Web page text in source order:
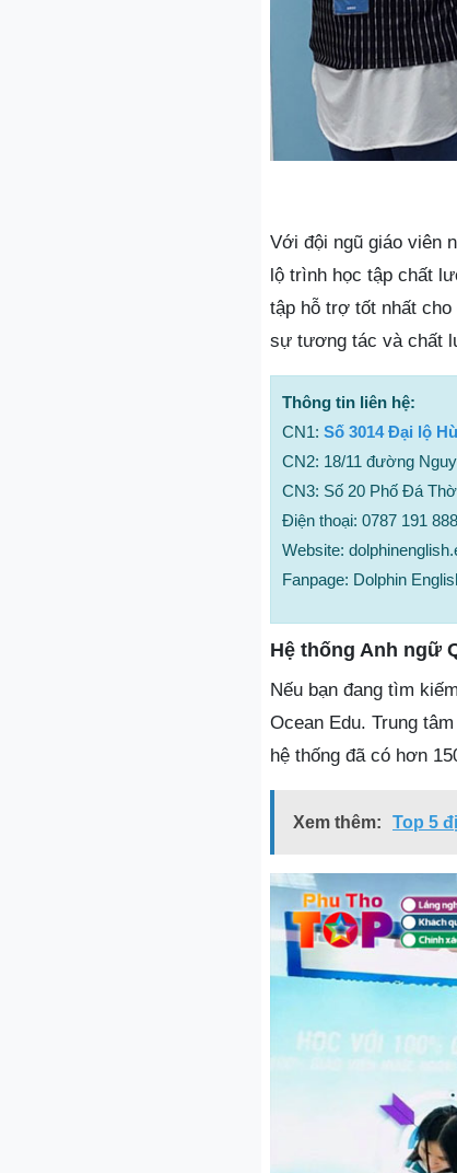
Với đội ngũ giáo viên
lộ trình học tập chất
tập hỗ trợ tốt nhất
sự tương tác và chất
Thông tin liên hệ:
CN1: Số 3014 Đại lộ
CN2: 18/11 đường
CN3: Số 20 Phố Đá
Điện thoại: 0787 191 888
Website:
Fanpage: Dolphin
Hệ thống Anh ngữ
Nếu bạn đang tìm
Ocean Edu. Trung
hệ thống đã có hơn
Xem thêm: Top 5